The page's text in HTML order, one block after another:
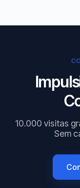
10.000 visitas
Sem